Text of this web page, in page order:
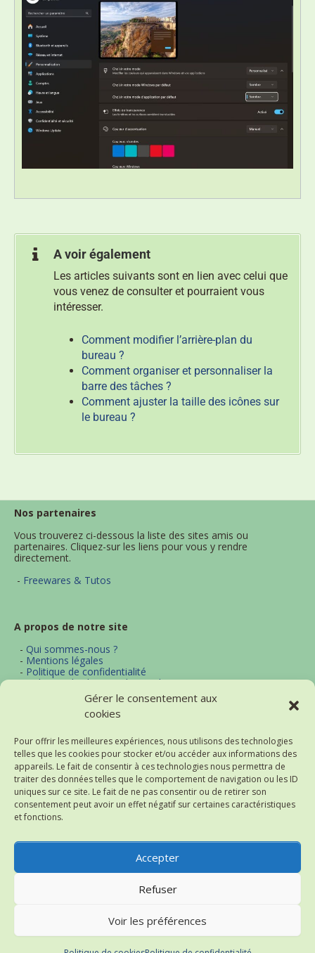
Gérer le consentement aux
cookies
Pour offrir les meilleures expériences, nous utilisons des technologies
telles que les cookies pour stocker et/ou accéder aux informations des
appareils. Le fait de consentir à ces technologies nous permettra de
traiter des données telles que le comportement de navigation ou les ID
uniques sur ce site. Le fait de ne pas consentir ou de retirer son
consentement peut avoir un effet négatif sur certaines caractéristiques
et fonctions.
Accepter
Refuser
Voir les préférences
A voir également
Les articles suivants sont en lien avec celui que
vous venez de consulter et pourraient vous
intéresser.
Comment modifier l’arrière-plan du
bureau ?
Comment organiser et personnaliser la
barre des tâches ?
Comment ajuster la taille des icônes sur
le bureau ?
Nos partenaires
Vous trouverez ci-dessous la liste des sites amis ou
partenaires. Cliquez-sur les liens pour vous y rendre
directement.
- Freewares & Tutos
A propos de notre site
- Qui sommes-nous ?
- Mentions légales
- Politique de confidentialité
-Politique d'utilisation des cookies
Actualités et thématiques
-Excel
-Word
-Bureautique
-Logiciels
-Notre flux d'actualités (RSS)
Thème : Superposition parKaira.
2004-2026 Astuces-Internet
(v2.1_prd_sys)